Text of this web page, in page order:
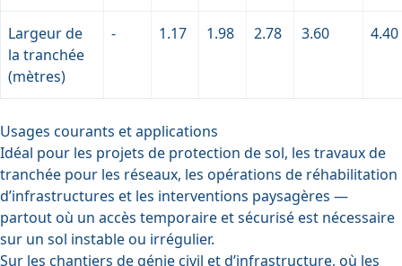
Largeur de
la tranchée
(mètres)
- 1.17 1.98 2.78 3.60 4.40
Usages courants et applications
Idéal pour les projets de protection de sol, les travaux de
tranchée pour les réseaux, les opérations de réhabilitation
d’infrastructures et les interventions paysagères —
partout où un accès temporaire et sécurisé est nécessaire
sur un sol instable ou irrégulier.
Sur les chantiers de génie civil et d’infrastructure, où les